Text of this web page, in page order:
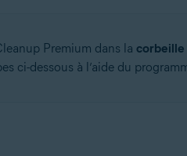
Premium dans la corbeille
ci-dessous à l’aide du